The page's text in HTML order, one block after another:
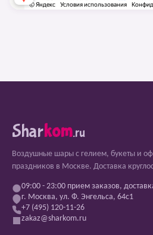
Sharkom.ru
Воздушные шары с гелием, букеты и
праздников в Москве. Доставка
09:00 - 23:00 прием заказов,
г. Москва, ул. Ф. Энгельса, 64с1
+7 (495) 120-11-26
zakaz@sharkom.ru